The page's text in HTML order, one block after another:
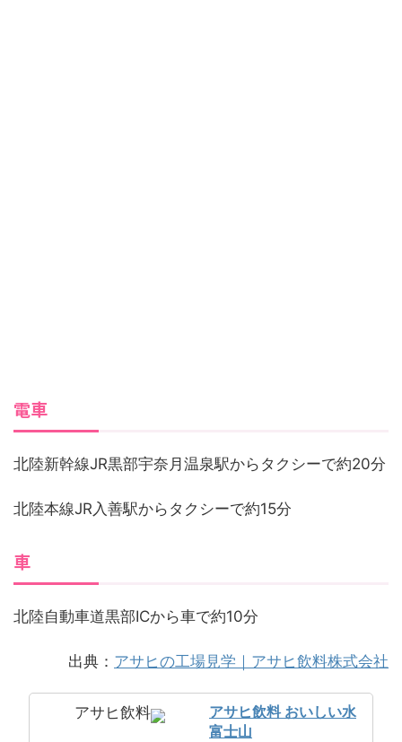
電車
北陸新幹線JR黒部宇奈月温泉駅からタクシーで約20分
北陸本線JR入善駅からタクシーで約15分
車
北陸自動車道黒部ICから車で約10分
出典： アサヒの工場見学｜アサヒ飲料株式会社
アサヒ飲料
アサヒ飲料 おいしい水
富士山